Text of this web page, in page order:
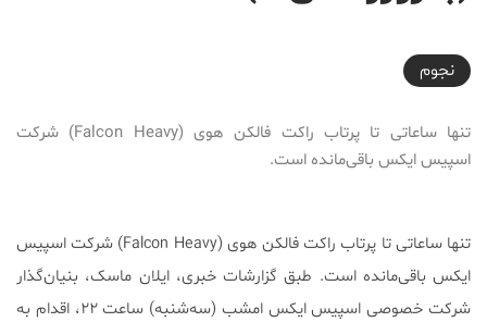
2018-02-06T15:05:31+03:30
نجوم
تنها ساعاتی تا پرتاب راکت فالکن هوی (Falcon Heavy) شرکت
اسپیس ایکس باقی‌مانده است.
تنها ساعاتی تا پرتاب راکت فالکن هوی (Falcon Heavy) شرکت اسپیس
ایکس باقی‌مانده است. طبق گزارشات خبری، ایلان ماسک، بنیان‌گذار
شرکت خصوصی اسپیس ایکس امشب (سه‌شنبه) ساعت ۲۲، اقدام به